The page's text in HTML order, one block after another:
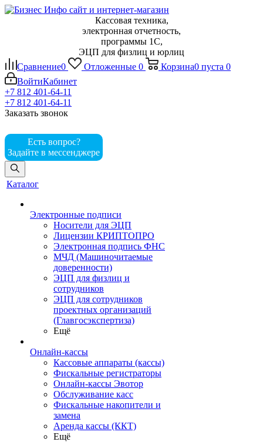
Кассовая техника,
электронная отчетность,
программы 1С,
ЭЦП для физлиц и юрлиц
Сравнение0 Отложенные 0 Корзина0 пуста 0
ВойтиКабинет
+7 812 401-64-11
+7 812 401-64-11
Заказать звонок
Есть вопрос?
Задайте в мессенджере
Каталог
Электронные подписи
Носители для ЭЦП
Лицензии КРИПТОПРО
Электронная подпись ФНС
МЧД (Машиночитаемые
доверенности)
ЭЦП для физлиц и
сотрудников
ЭЦП для сотрудников
проектных организаций
(Главгосэкспертиза)
Ещё
Онлайн-кассы
Кассовые аппараты (кассы)
Фискальные регистраторы
Онлайн-кассы Эвотор
Обслуживание касс
Фискальные накопители и
замена
Аренда кассы (ККТ)
Ещё